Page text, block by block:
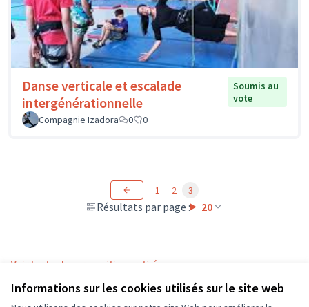
Informations sur les cookies utilisés sur le site web
Danse verticale et escalade
intergénérationnelle
Soumis au
vote
Compagnie Izadora
0 0
Résultats par page : 20
1 2 3
Voir toutes les propositions retirées